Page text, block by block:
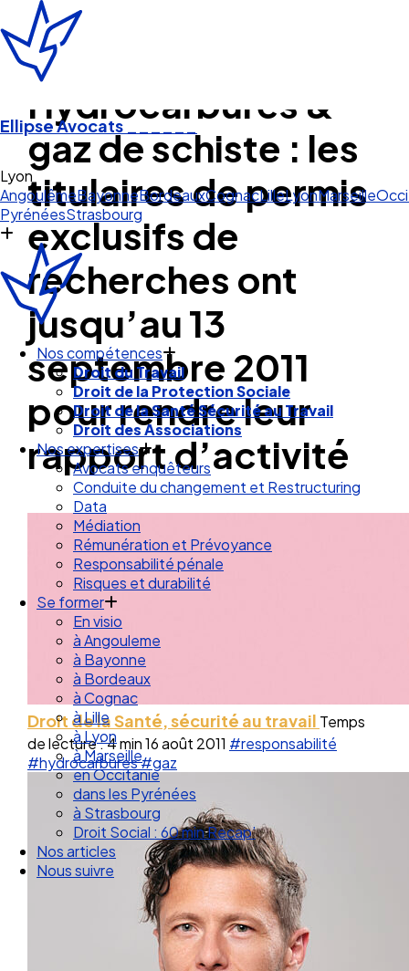
Ellipse Avocats______
Lyon
AngoulêmeBayonneBordeauxCognacLilleLyonMarseille
PyrénéesStrasbourg
Nos compétences
Droit du Travail
Droit de la Protection Sociale
Droit de la Santé Sécurité au Travail
Droit des Associations
Nos expertises
Avocats enquêteurs
Conduite du changement et Restructuring
Data
Médiation
Rémunération et Prévoyance
Responsabilité pénale
Risques et durabilité
Se former
En visio
à Angouleme
à Bayonne
à Bordeaux
à Cognac
à Lille
à Lyon
à Marseille
en Occitanie
dans les Pyrénées
à Strasbourg
Droit Social : 60 min Recap’
Nos articles
Nous suivre
Hydrocarbures &
gaz de schiste : les
titulaires de permis
exclusifs de
recherches ont
jusqu’au 13
septembre 2011
pour rendre leur
rapport d’activité
Droit de la Santé, sécurité au travail Temps
de lecture : 4 min16 août 2011 #responsabilité
#hydrocarbures#gaz